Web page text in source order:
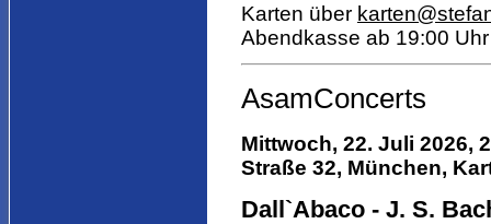
Karten über
Abendkasse ab 19:00 Uhr
AsamConcerts
Mittwoch, 22. Juli 2026,
Straße 32, München,
Dall`Abaco - J. S.